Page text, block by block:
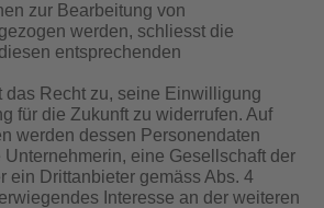
zur Bearbeitung von
werden, schliesst die
entsprechenden
das Recht zu, seine Einwilligung
für die Zukunft zu widerrufen. Auf
werden dessen Personendaten
Unternehmerin, eine Gesellschaft der
ein Drittanbieter gemäss Abs. 4
Interesse an der weiteren